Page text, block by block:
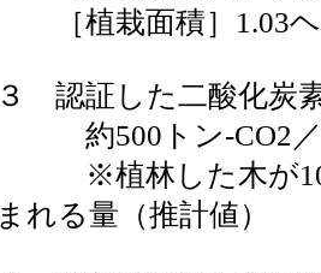
［植栽面積］1.03ヘ
３ 認証した二酸化炭
約500トン‐CO2／
※植林した木が100
まれる量（推計値）